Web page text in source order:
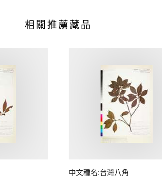
相關推薦藏品
中文種名:台灣八角